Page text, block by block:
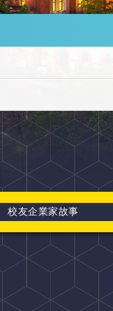
校友企業家故事